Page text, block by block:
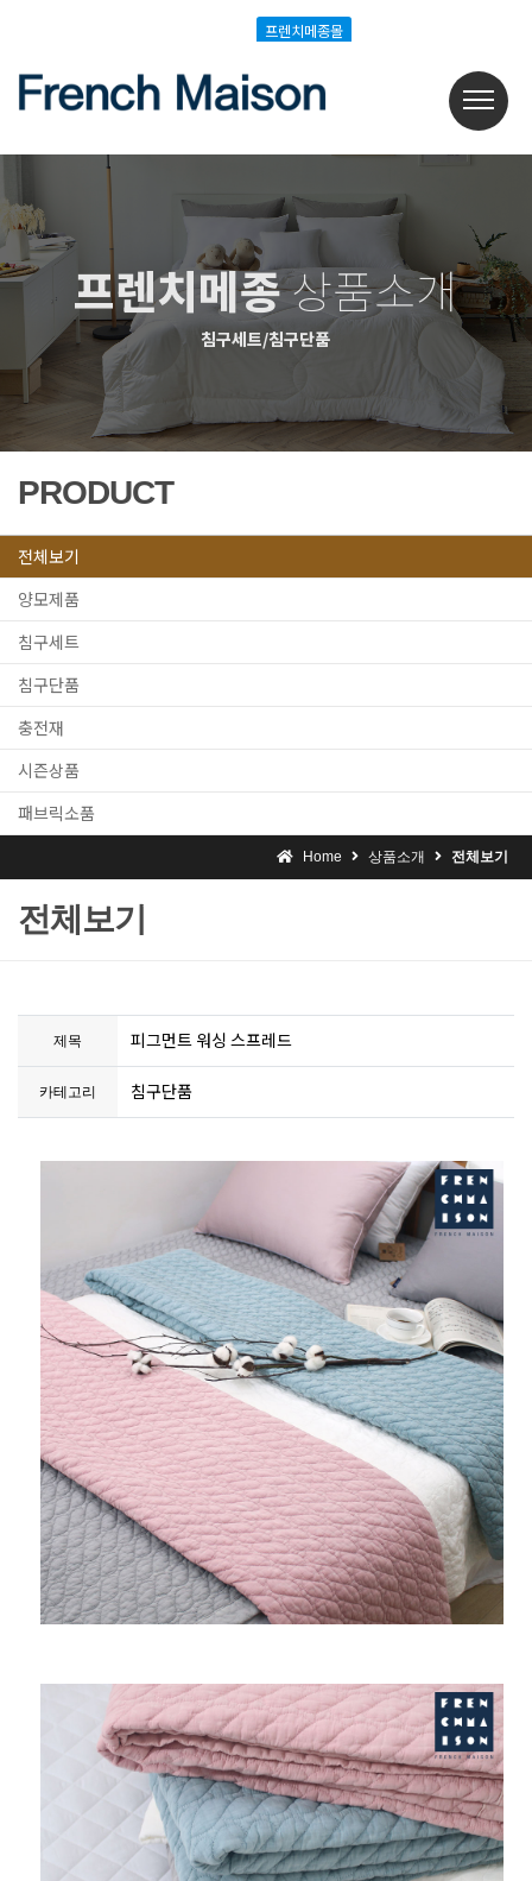
프렌치메종몰
프렌치메종상품소개
침구세트/침구단품
PRODUCT
전체보기
양모제품
침구세트
침구단품
충전재
시즌상품
패브릭소품
Home 상품소개 전체보기
전체보기
제목 피그먼트 워싱 스프레드
카테고리 침구단품